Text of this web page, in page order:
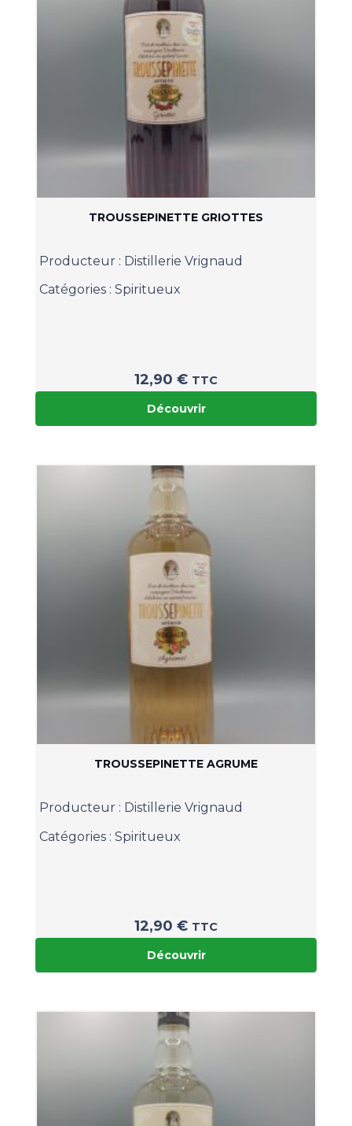
TROUSSEPINETTE GRIOTTES
Producteur : Distillerie Vrignaud
Catégories : Spiritueux
12,90 € TTC
Découvrir
TROUSSEPINETTE AGRUME
Producteur : Distillerie Vrignaud
Catégories : Spiritueux
12,90 € TTC
Découvrir